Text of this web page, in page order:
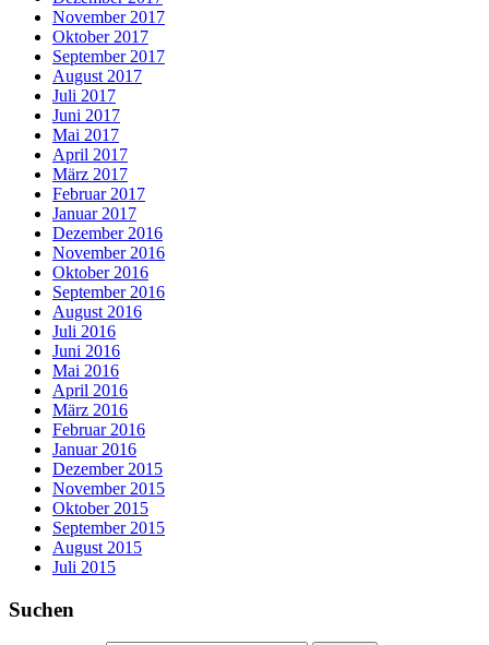
November 2017
Oktober 2017
September 2017
August 2017
Juli 2017
Juni 2017
Mai 2017
April 2017
März 2017
Februar 2017
Januar 2017
Dezember 2016
November 2016
Oktober 2016
September 2016
August 2016
Juli 2016
Juni 2016
Mai 2016
April 2016
März 2016
Februar 2016
Januar 2016
Dezember 2015
November 2015
Oktober 2015
September 2015
August 2015
Juli 2015
Suchen